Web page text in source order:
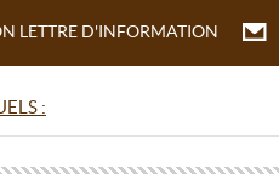
LETTRE D'INFORMATION
: